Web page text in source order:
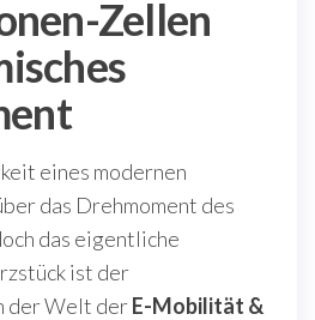
Zellen
eines modernen
das Drehmoment des
das eigentliche
ist der
der Welt derE-Mobilität &